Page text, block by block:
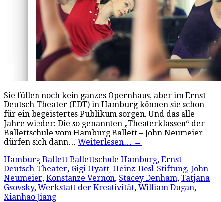
Sie füllen noch kein ganzes Opernhaus, aber im Ernst-
Deutsch-Theater (EDT) in Hamburg können sie schon
für ein begeistertes Publikum sorgen. Und das alle
Jahre wieder: Die so genannten „Theaterklassen“ der
Ballettschule vom Hamburg Ballett – John Neumeier
dürfen sich dann… Weiterlesen… →
Hamburg Ballett Ballettschule Hamburg, Ernst-
Deutsch-Theater, Gigi Hyatt, Heinz-Bosl-Stiftung, John
Neumeier, Konstanze Vernon, Stacey Denham, Tatjana
Gsovsky, Werkstatt der Kreativität, William Dugan,
Xianhao Jiang